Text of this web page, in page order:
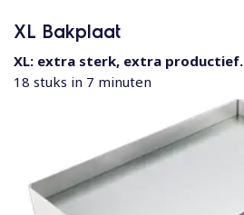
XL Bakplaat
XL: extra sterk, extra productief.
18 stuks in 7 minuten